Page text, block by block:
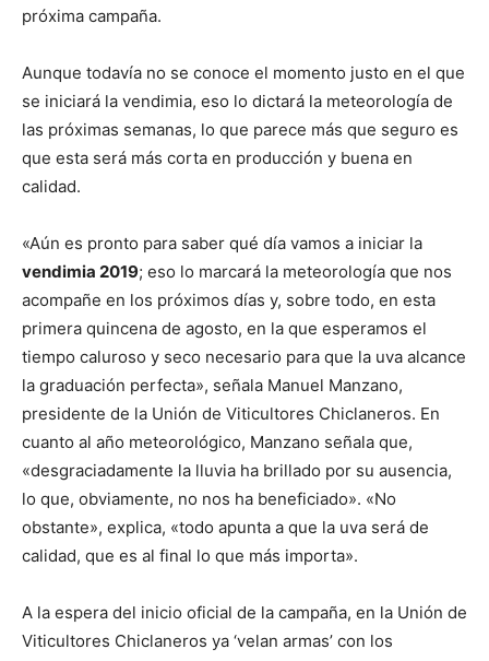
próxima campaña.
Aunque todavía no se conoce el momento justo en el que
se iniciará la vendimia, eso lo dictará la meteorología de
las próximas semanas, lo que parece más que seguro es
que esta será más corta en producción y buena en
calidad.
«Aún es pronto para saber qué día vamos a iniciar la
vendimia 2019; eso lo marcará la meteorología que nos
acompañe en los próximos días y, sobre todo, en esta
primera quincena de agosto, en la que esperamos el
tiempo caluroso y seco necesario para que la uva alcance
la graduación perfecta», señala Manuel Manzano,
presidente de la Unión de Viticultores Chiclaneros. En
cuanto al año meteorológico, Manzano señala que,
«desgraciadamente la lluvia ha brillado por su ausencia,
lo que, obviamente, no nos ha beneficiado». «No
obstante», explica, «todo apunta a que la uva será de
calidad, que es al final lo que más importa».
A la espera del inicio oficial de la campaña, en la Unión de
Viticultores Chiclaneros ya ‘velan armas’ con los